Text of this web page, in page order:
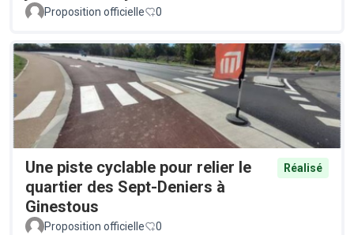
Proposition officielle 0
Une piste cyclable pour relier le
quartier des Sept-Deniers à
Ginestous
Réalisé
Proposition officielle 0